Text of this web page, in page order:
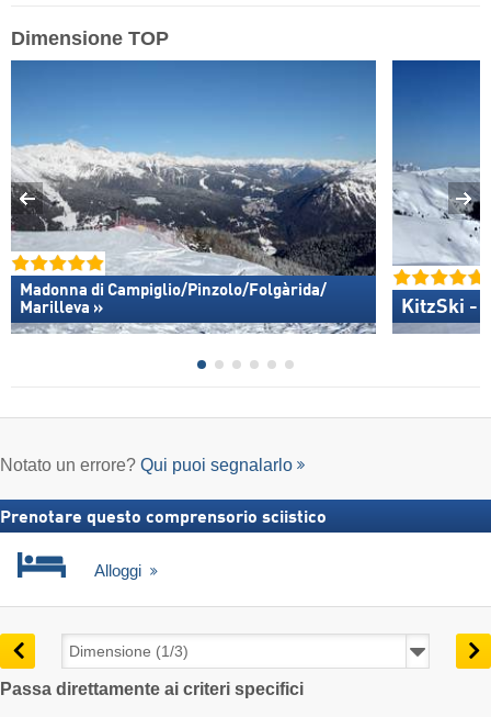
Dimensione TOP
Madonna di Campiglio/​Pinzolo/​Folgàrida/​
Marilleva »
KitzSki -
Notato un errore? Qui puoi segnalarlo
Prenotare questo comprensorio sciistico
Alloggi
Passa direttamente ai criteri specifici